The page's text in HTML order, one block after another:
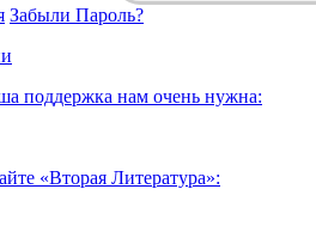
Забыли Пароль?
поддержка нам очень нужна:
«Вторая Литература»: